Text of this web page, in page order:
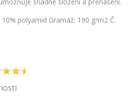
polyamid Gramáž: 190 g/m2 Č.